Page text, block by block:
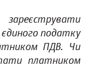
податку
ПДВ. Чи
платником